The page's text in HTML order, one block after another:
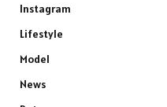
Instagram
Lifestyle
Model
News